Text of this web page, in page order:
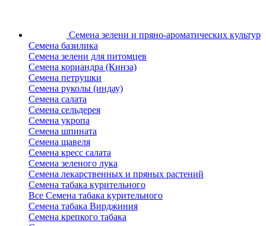
Семена зелени и пряно-ароматических культур
Семена базилика
Семена зелени для питомцев
Семена кориандра (Кинза)
Семена петрушки
Семена руколы (индау)
Семена салата
Семена сельдерея
Семена укропа
Семена шпината
Семена щавеля
Семена кресс салата
Семена зеленого лука
Семена лекарственных и пряных растений
Семена табака курительного
Все Семена табака курительного
Семена табака Вирджиния
Семена крепкого табака